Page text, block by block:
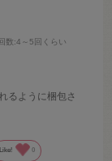
数:4～5回くらい
るように梱包さ
Like! 0